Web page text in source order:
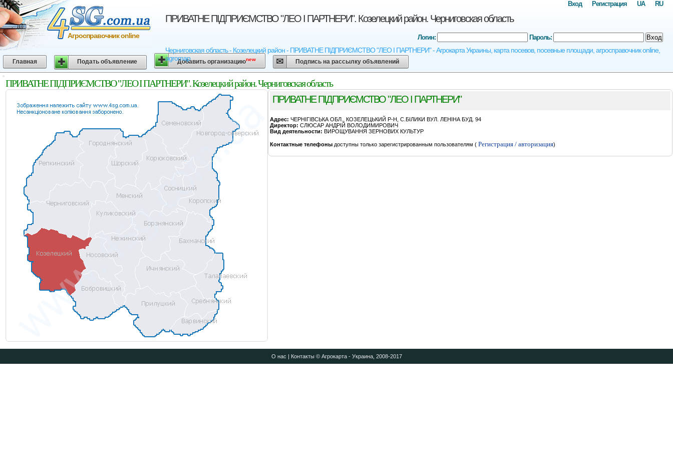
ПРИВАТНЕ ПІДПРИЄМСТВО "ЛЕО І ПАРТНЕРИ". Козелецкий район. Черниговская область
Черниговская область - Козелецкий район - ПРИВАТНЕ ПІДПРИЄМСТВО "ЛЕО І ПАРТНЕРИ" - Агрокарта Украины, карта посевов, посевные площади, агросправочник online,
agromap
Агросправочник online
RU
UA
Регистрация
Вход
Логин: Пароль: Вход
Главная Подать объявление Добавить организациюnew Подпись на рассылку объявлений
ПРИВАТНЕ ПІДПРИЄМСТВО "ЛЕО І ПАРТНЕРИ". Козелецкий район. Черниговская область
ПРИВАТНЕ ПІДПРИЄМСТВО "ЛЕО І ПАРТНЕРИ"
Адрес: ЧЕРНІГІВСЬКА ОБЛ., КОЗЕЛЕЦЬКИЙ Р-Н, С.БІЛИКИ ВУЛ. ЛЕНІНА БУД. 94
Директор: СЛЮСАР АНДРІЙ ВОЛОДИМИРОВИЧ
Вид деятельности: ВИРОЩУВАННЯ ЗЕРНОВИХ КУЛЬТУР
Контактные телефоны доступны только зарегистрированным пользователям ( Регистрация / авторизация)
О нас | Контакты© Агрокарта - Украина, 2008-2017